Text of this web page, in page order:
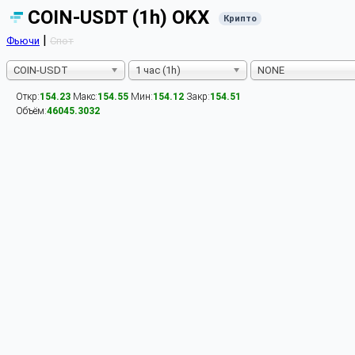
COIN-USDT (1h) OKX Крипто
Фьючи | Спот
COIN-USDT 1 час (1h) NONE
Откр:154.23 Макс:154.55 Мин:154.12 Закр:154.51
Объём:46045.3032